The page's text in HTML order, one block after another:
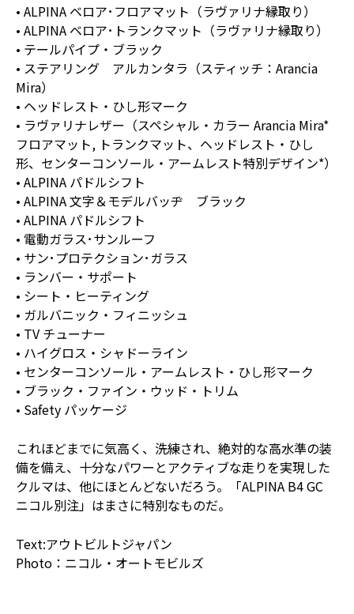
• ALPINA ベロア･フロアマット（ラヴァリナ縁取り）
• ALPINA ベロア･トランクマット（ラヴァリナ縁取り）
• テールパイプ・ブラック
• ステアリング アルカンタラ（スティッチ：Arancia
Mira）
• ヘッドレスト・ひし形マーク
• ラヴァリナレザー（スペシャル・カラー Arancia Mira*
フロアマット, トランクマット、ヘッドレスト・ひし
形、センターコンソール・アームレスト特別デザイン*）
• ALPINA パドルシフト
• ALPINA 文字＆モデルバッヂ ブラック
• ALPINA パドルシフト
• 電動ガラス･サンルーフ
• サン･プロテクション･ガラス
• ランバー・サポート
• シート・ヒーティング
• ガルバニック・フィニッシュ
• TV チューナー
• ハイグロス・シャドーライン
• センターコンソール・アームレスト・ひし形マーク
• ブラック・ファイン・ウッド・トリム
• Safety パッケージ
これほどまでに気高く、洗練され、絶対的な高水準の装
備を備え、十分なパワーとアクティブな走りを実現した
クルマは、他にほとんどないだろう。「ALPINA B4 GC
ニコル別注」はまさに特別なものだ。
Text:アウトビルトジャパン
Photo：ニコル・オートモビルズ